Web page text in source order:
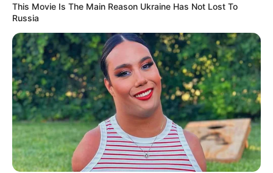
This Movie Is The Main Reason Ukraine Has Not Lost To
Russia